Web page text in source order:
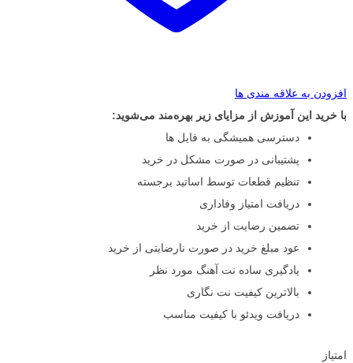
افزودن به علاقه مندی ها
با خرید این آموزش از مزایای زیر بهره‌مند می‌شوید:
دسترسی همیشگی به فایل ها
پشتیبانی در صورت مشکل در خرید
تنظیم قطعات توسط اساتید برجسته
دریافت امتیاز وفاداری
تضمین رضایت از خرید
عود مبلغ خرید در صورت نارضایتی از خرید
یادگیری ساده نت آهنگ مورد نظر
بالاترین کیفیت نت نگاری
دریافت ویدئو با کیفیت مناسب
امتیاز